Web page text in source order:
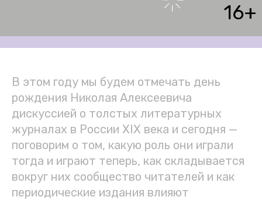
16+
В этом году мы будем отмечать день
рождения Николая Алексеевича
дискуссией о толстых литературных
журналах в России XIX века и сегодня —
поговорим о том, какую роль они играли
тогда и играют теперь, как складывается
вокруг них сообщество читателей и как
периодические издания влияют